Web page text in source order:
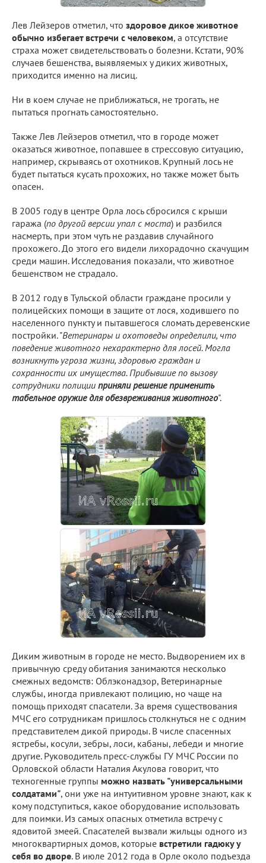
Лев Лейзеров отметил, что здоровое дикое животное
обычно избегает встречи с человеком, а отсутствие
страха может свидетельствовать о болезни. Кстати, 90%
случаев бешенства, выявляемых у диких животных,
приходится именно на лисиц.
Ни в коем случае не приближаться, не трогать, не
пытаться прогнать самостоятельно.
Также Лев Лейзеров отметил, что в городе может
оказаться животное, попавшее в стрессовую ситуацию,
например, скрываясь от охотников. Крупный лось не
будет пытаться кусать прохожих, но также может быть
опасен.
В 2005 году в центре Орла лось сбросился с крыши
гаража (по другой версии упал с моста) и разбился
насмерть, при этом чуть не раздавив случайного
прохожего. До этого его видели лихорадочно скачущим
среди машин. Исследования показали, что животное
бешенством не страдало.
В 2012 году в Тульской области граждане просили у
полицейских помощи в защите от лося, ходившего по
населенного пункту и пытавшегося сломать деревенские
постройки. "Ветеринары и охотоведы определили, что
поведение животного нехарактерно для лосей. Могла
возникнуть угроза жизни, здоровью граждан и
сохранности их имущества. Прибывшие по вызову
сотрудники полиции приняли решение применить
табельное оружие для обезвреживания животного".
Диким животным в городе не место. Выдворением их в
привычную среду обитания занимаются несколько
смежных ведомств: Облэконадзор, Ветеринарные
службы, иногда привлекают полицию, но чаще на
помощь приходят спасатели. За время существования
МЧС его сотрудникам пришлось столкнуться не с одним
представителем дикой природы. В числе спасенных
ястребы, косули, зебры, лоси, кабаны, лебеди и многие
другие. Руководитель пресс-службы ГУ МЧС России по
Орловской области Наталия Акулова говорит, что
техногенные группы можно назвать "универсальными
солдатами", они уже на интуитивном уровне знают, как к
кому подступиться, какое оборудование использовать
для поимки. Из самых опасных отметила встречу с
ядовитой змеей. Спасателей вызвали жильцы одного из
многоквартирных домов, которые встретили гадюку у
себя во дворе. В июле 2012 года в Орле около подъезда